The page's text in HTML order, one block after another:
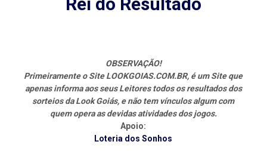
OBSERVAÇÃO!
Primeiramente o Site LOOKGOIAS.COM.BR, é um Site que
apenas informa aos seus Leitores todos os resultados dos
sorteios da Look Goiás, e não tem vínculos algum com
quem opera as devidas atividades dos jogos.
Apoio:
Loteria dos Sonhos